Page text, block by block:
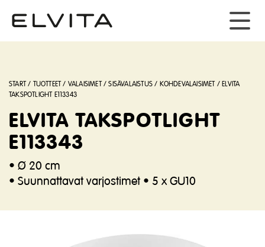
START/ TUOTTEET/ VALAISIMET/SISÄVALAISTUS / KOHDEVALAISIMET/ELVITA
TAKSPOTLIGHT E113343
ELVITA TAKSPOTLIGHT
E113343
• Ø 20 cm
• Suunnattavat varjostimet • 5 x GU10